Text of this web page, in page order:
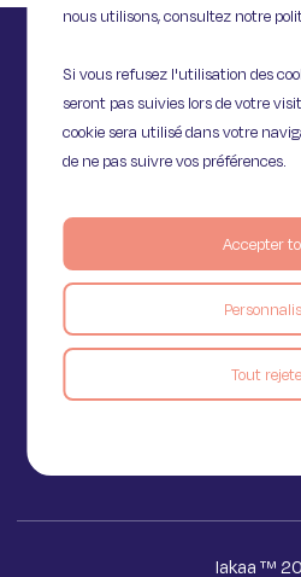
nous utilisons, consultez notre
Si vous refusez l'utilisation des
seront pas suivies lors de votre
cookie sera utilisé dans votre
de ne pas suivre vos préférences.
Tout
Accepter
11 Rue de
75009
Iakaa ™